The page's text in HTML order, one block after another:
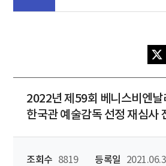
2022년 제59회 베니스비엔날
한국관 예술감독 선정 재심사
조회수 8819 등록일